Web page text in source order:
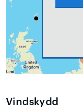
Vindskydd